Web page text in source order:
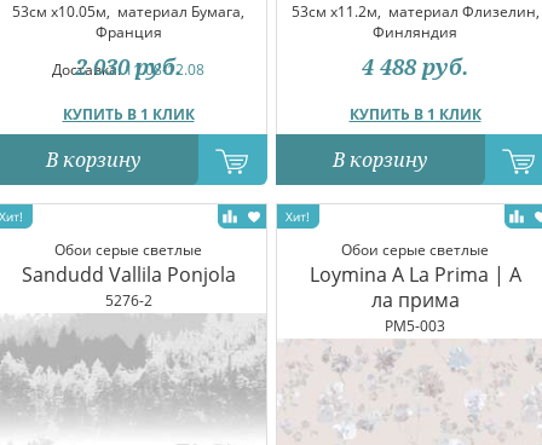
53см x10.05м, материал Бумага,
Франция
Доставка:11.08-12.08
КУПИТЬ В 1 КЛИК
2 030 руб.
В корзину
53см x11.2м, материал Флизелин,
Финляндия
КУПИТЬ В 1 КЛИК
4 488 руб.
В корзину
Обои серые светлые
Sandudd Vallila Ponjola
5276-2
Обои серые светлые
Loymina A La Prima | А
ла прима
PM5-003